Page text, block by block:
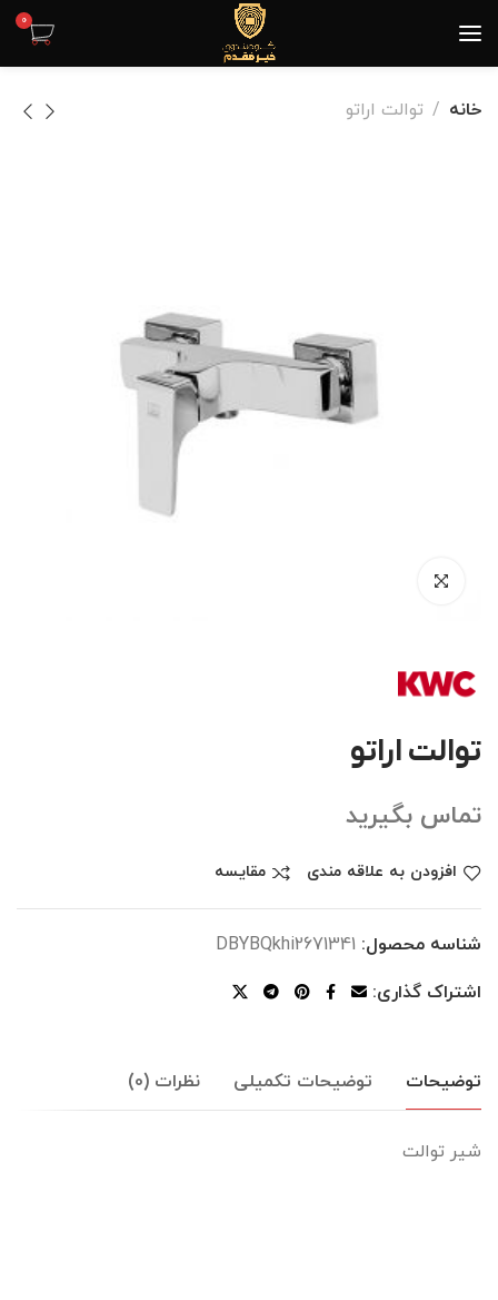
0
خانه توالت اراتو
توالت اراتو
تماس بگیرید
افزودن به علاقه مندی مقایسه
شناسه محصول: DBYBQkhi2671341
اشتراک گذاری:
توضیحات توضیحات تکمیلی نظرات (0)
شیر توالت